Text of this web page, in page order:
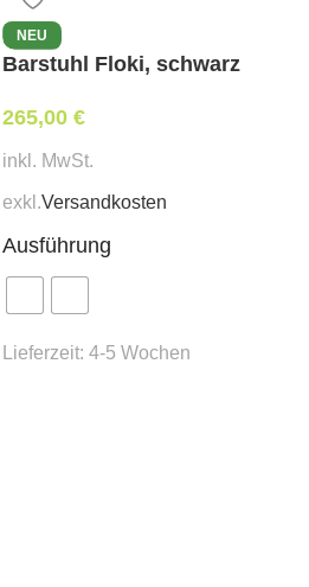
NEU
Barstuhl Floki, schwarz
265,00€
inkl. MwSt.
exkl.Versandkosten
Ausführung
Lieferzeit:4-5 Wochen